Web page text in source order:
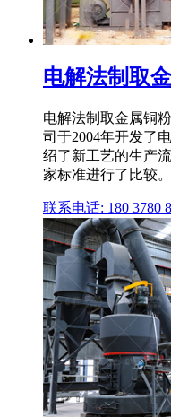
电解法制取
电解法制取金属铜
司于2004年开发了
绍了新工艺的生产
家标准进行了比较。
联系电话: 180 3780